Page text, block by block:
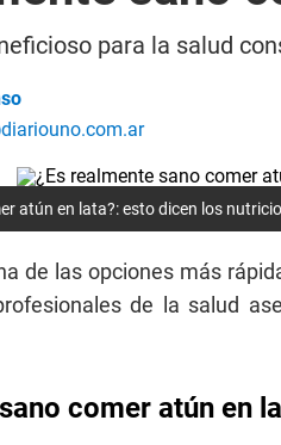
para la salud
atún en lata?: esto dicen los
de las opciones más
de la salud
comer atún en